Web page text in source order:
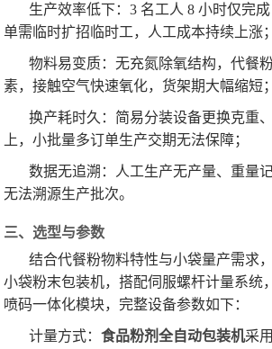
生产效率低下：3 名工人 8 小时仅完
单需临时扩招临时工，人工成本持续上涨；
物料易变质：无充氮除氧结构，代餐
素，接触空气快速氧化，货架期大幅缩短；
换产耗时久：简易分装设备更换克重
上，小批量多订单生产交期无法保障；
数据无追溯：人工生产无产量、重量
无法溯源生产批次。
三、选型与参数
结合代餐粉物料特性与小袋量产需求
小袋粉末包装机，搭配伺服螺杆计量系统
喷码一体化模块，完整设备参数如下：
计量方式：食品粉剂全自动包装机采